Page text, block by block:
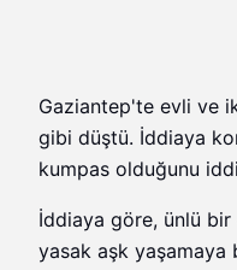
Gaziantep'te evli ve
gibi düştü. İddiaya
kumpas olduğunu
İddiaya göre, ünlü bir
yasak aşk yaşamaya